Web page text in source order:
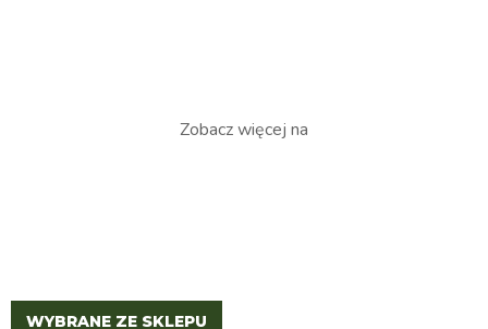
Zobacz więcej na
WYBRANE ZE SKLEPU